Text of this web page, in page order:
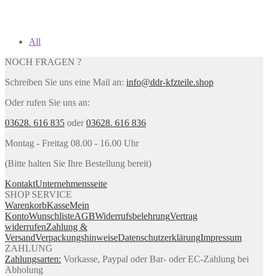
All
NOCH FRAGEN ?
Schreiben Sie uns eine Mail an: info@ddr-kfzteile.shop
Oder rufen Sie uns an:
03628. 616 835 oder03628. 616 836
Montag - Freitag 08.00 - 16.00 Uhr
(Bitte halten Sie Ihre Bestellung bereit)
KontaktUnternehmensseite
SHOP SERVICE
WarenkorbKasseMein
KontoWunschlisteAGBWiderrufsbelehrungVertrag
widerrufenZahlung &
VersandVerpackungshinweiseDatenschutzerklärungImpressum
ZAHLUNG
Zahlungsarten: Vorkasse, Paypal oder Bar- oder EC-Zahlung bei
Abholung